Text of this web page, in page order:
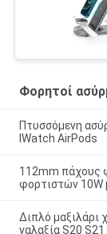
Φορητοί
Πτυσσόμενη
IWatch AirPods
112mm πάχους
φορτιστών 10W
Διπλό μαξιλάρι
γαλαξία S20 S21